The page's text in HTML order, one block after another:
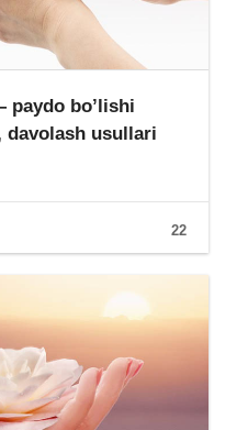
paydo bo’lishi
davolash usullari
22